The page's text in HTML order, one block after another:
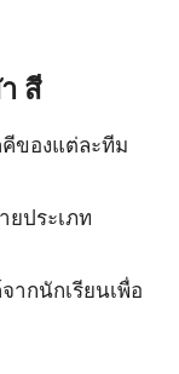
สี
ของแต่ละทีม
ประเภท
ากนักเรียนเพื่อ